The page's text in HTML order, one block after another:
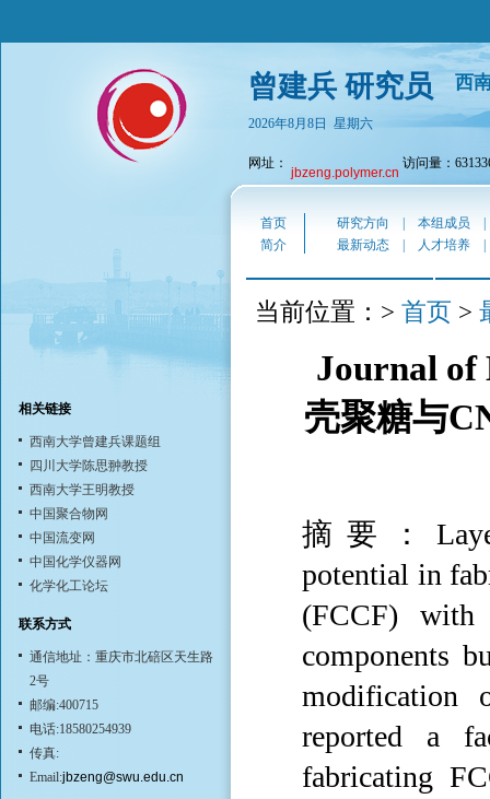
曾建兵 研究员 西
2026年8月8日 星期六
网址： jbzeng.polymer.cn 访问量：
相关链接
西南大学曾建兵课题组
四川大学陈思翀教授
西南大学王明教授
中国聚合物网
中国流变网
中国化学仪器网
化学化工论坛
联系方式
通信地址：重庆市北碚区天生路
2号
邮编:400715
电话:18580254939
传真:
Email:jbzeng@swu.edu.cn
首页 研究方向 本组成员
简介
最新动态 人才培养
当前位置：> 首页 >
Journal of
壳聚糖与
摘要：
potential in
(FCCF) with
components
modification
reported a
fabricating